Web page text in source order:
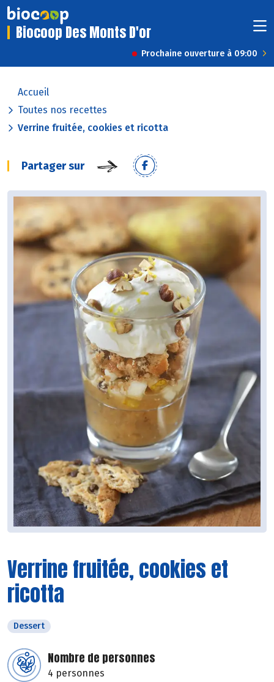
Biocoop Des Monts D'or
Prochaine ouverture à 09:00
Accueil
Toutes nos recettes
Verrine fruitée, cookies et ricotta
Partager sur
Verrine fruitée, cookies et
ricotta
Dessert
Nombre de personnes
4 personnes